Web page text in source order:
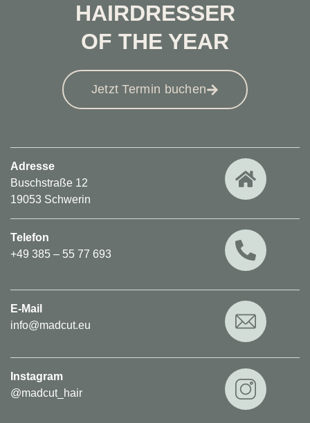
HAIRDRESSER
OF THE YEAR
Jetzt Termin buchen
Adresse
Buschstraße 12
19053 Schwerin
Telefon
+49 385 – 55 77 693
E-Mail
info@madcut.eu
Instagram
@madcut_hair